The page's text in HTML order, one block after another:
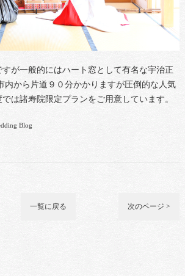
が一般的にはハート窓として有名な宇治正
内から片道９０分かかりますが圧倒的な人気
は諸寿院限定プランをご用意しています。
Blog
一覧に戻る 次のページ >